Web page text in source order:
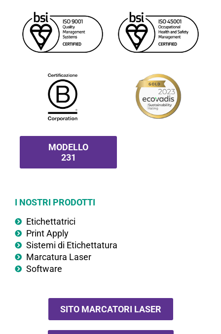
MODELLO
231
I NOSTRI PRODOTTI
Etichettatrici
Print Apply
Sistemi di Etichettatura
Marcatura Laser
Software
SITO MARCATORI LASER